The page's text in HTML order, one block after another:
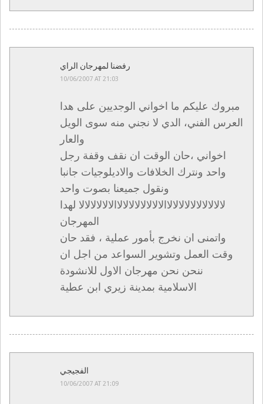
رفضنا لمهرجان الراي
10/06/2007 AT 21:03
مبروك عليكم ما اخواني الوجديين على هدا
العرس الفني، الدي لا نجني منه سوى الويل
والعار
اخواني ،حان الوقت ان نقف وقفة رجل
واحد ونترك الخلافات والاديلوجيات جانبا
ونقول جميعنا بصوت واحد
لالالالالالالالالالاالالالالالالالالاالالالالالالا لهدا
المهرجان
واتمنى ان نخرج بأمور عملية ، فقد حان
وقت العمل وتشوير السواعد من اجل ان
ننحن نحن مهرجان الاول للانشودة
الاسلامية بمدينة زيري ابن عطية
الفجيجي
10/06/2007 AT 21:09